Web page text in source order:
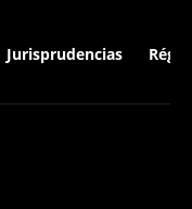
Jurisprudencias